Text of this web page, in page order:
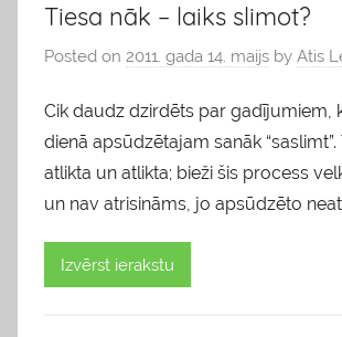
g
s
Tiesa nāk – laiks slimot?
Posted on 2011. gada 14. maijs by Atis
Cik daudz dzirdēts par gadījumiem,
dienā apsūdzētajam sanāk “saslimt”.
atlikta un atlikta; bieži šis process
un nav atrisināms, jo apsūdzēto
Izvērst ierakstu